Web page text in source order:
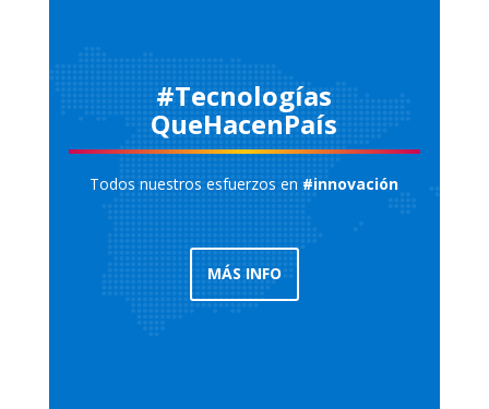
#Tecnologías
QueHacenPaís
Todos nuestros esfuerzos en #innovación
MÁS INFO